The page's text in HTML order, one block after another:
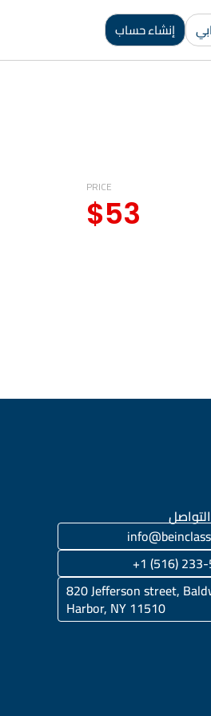
إنشاء حساب
PRICE
$53
233-
820 Jefferson street,
Harbor, NY 11510